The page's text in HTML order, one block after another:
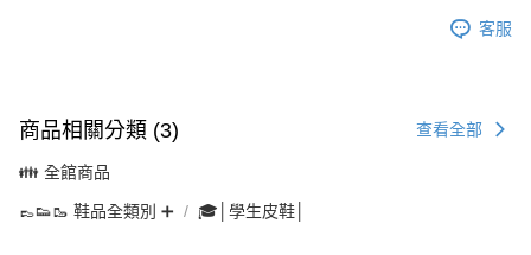
客服
商品相關分類 (3) 查看全部
👪 全館商品
👞👟🥾 鞋品全類別 ➕ 🎓│學生皮鞋│